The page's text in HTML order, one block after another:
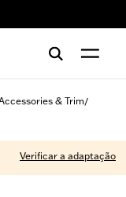
& Trim/
Verificar a adaptação